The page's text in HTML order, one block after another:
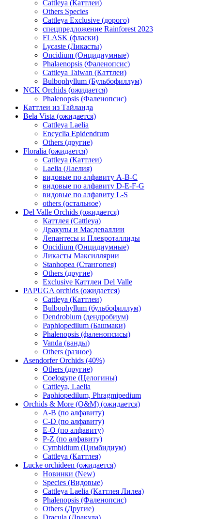
Cattleya (Каттлеи)
Others Species
Cattleya Exclusive (дорого)
спецпредложение Rainforest 2023
FLASK (фласки)
Lycaste (Ликасты)
Oncidium (Онцидиумные)
Phalaenopsis (Фаленопсис)
Cattleya Taiwan (Каттлеи)
Bulbophyllum (Бульбофиллум)
NCK Orchids (ожидается)
Phalenopsis (Фаленопсис)
Каттлеи из Тайланда
Bela Vista (ожидается)
Cattleya Laelia
Encyclia Epidendrum
Others (другие)
Floralia (ожидается)
Cattleya (Каттлеи)
Laelia (Лаелия)
видовые по алфавиту A-B-C
видовые по алфавиту D-E-F-G
видовые по алфавиту L-S
others (остальное)
Del Valle Orchids (ожидается)
Каттлея (Cattleya)
Дракулы и Масдеваллии
Лепантесы и Плевроталлиды
Oncidium (Онцидиумные)
Ликасты Максиллярии
Stanhopea (Стангопея)
Others (другие)
Exclusive Каттлеи Del Valle
PAPUGA orchids (ожидается)
Cattleya (Каттлеи)
Bulbophyllum (бульбофиллум)
Dendrobium (дендробиум)
Paphiopedilum (Башмаки)
Phalenopsis (фаленопсисы)
Vanda (ванды)
Others (разное)
Asendorfer Orchids (40%)
Others (другие)
Coelogyne (Целогины)
Cattleya, Laelia
Paphiopedilum, Phragmipedium
Orchids & More (O&M) (ожидается)
A-B (по алфавиту)
C-D (по алфавиту)
E-O (по алфавиту)
P-Z (по алфавиту)
Cymbidium (Цимбидиум)
Cattleya (Каттлея)
Lucke orchideen (ожидается)
Новинки (New)
Species (Видовые)
Cattleya Laelia (Каттлея Лилеа)
Phalenopsis (Фаленопсис)
Others (Другие)
Dracula (Дракула)